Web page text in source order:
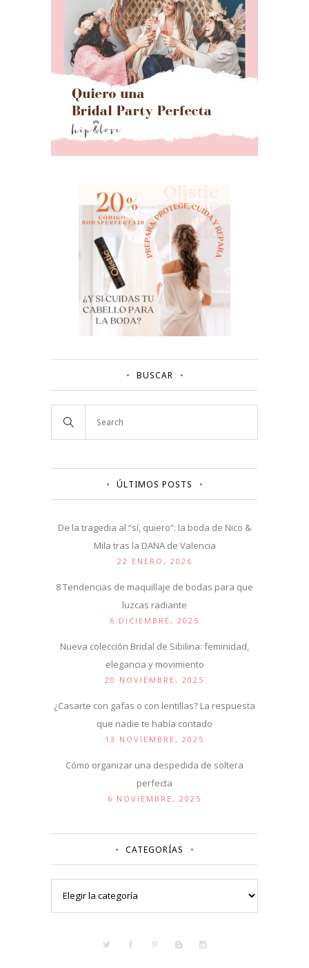
BUSCAR
ÚLTIMOS POSTS
De la tragedia al “sí, quiero”: la boda de Nico &
Mila tras la DANA de Valencia
22 ENERO, 2026
8 Tendencias de maquillaje de bodas para que
luzcas radiante
6 DICIEMBRE, 2025
Nueva colección Bridal de Sibilina: feminidad,
elegancia y movimiento
20 NOVIEMBRE, 2025
¿Casarte con gafas o con lentillas? La respuesta
que nadie te había contado
13 NOVIEMBRE, 2025
Cómo organizar una despedida de soltera
perfecta
6 NOVIEMBRE, 2025
CATEGORÍAS